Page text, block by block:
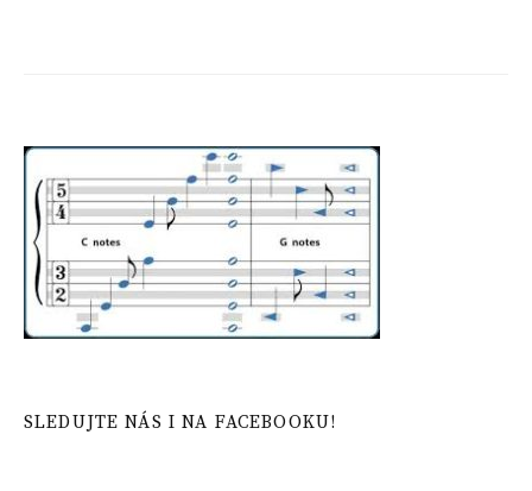
SLEDUJTE NÁS I NA FACEBOOKU!